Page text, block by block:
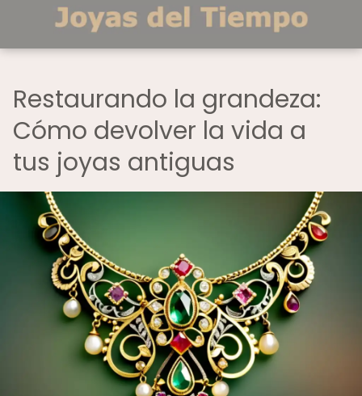
Restaurando la grandeza:
Cómo devolver la vida a
tus joyas antiguas